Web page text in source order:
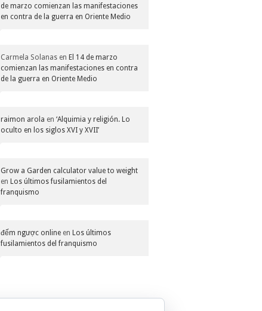
de marzo comienzan las manifestaciones
en contra de la guerra en Oriente Medio
Carmela Solanas en El 14 de marzo
comienzan las manifestaciones en contra
de la guerra en Oriente Medio
raimon arola en ‘Alquimia y religión. Lo
oculto en los siglos XVI y XVII’
Grow a Garden calculator value to weight
en Los últimos fusilamientos del
franquismo
đếm ngược online en Los últimos
fusilamientos del franquismo